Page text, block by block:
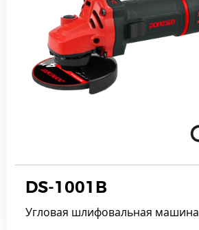
DS-1001B
Угловая шлифовальная машина